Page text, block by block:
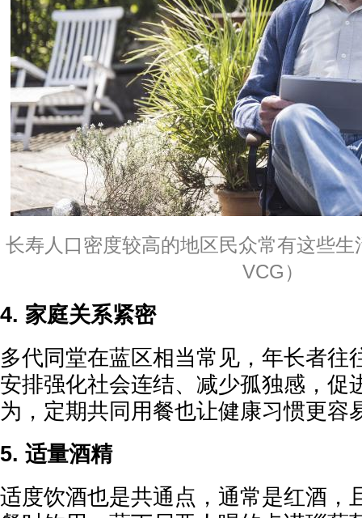
长寿人口密度较高的地区民众常有这些
VCG）
4. 家庭关系紧密
多代同堂在蓝区相当常见，年长者往
安排强化社会连结、减少孤独感，促
为，定期共同用餐也让健康习惯更容
5. 适量酒精
适度饮酒也是共通点，通常是红酒，